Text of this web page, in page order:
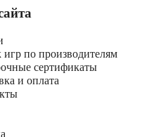
по производителям
сертификаты
и оплата